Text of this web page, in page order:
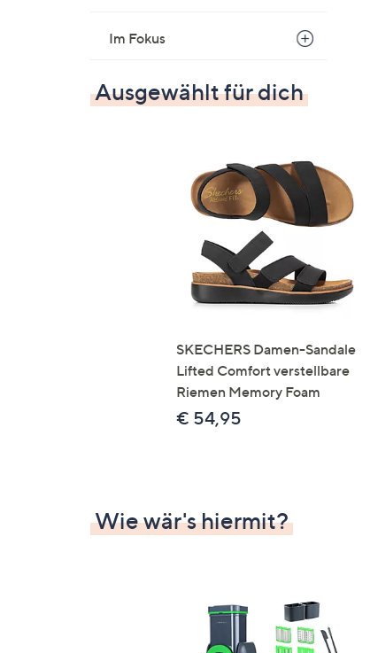
Im Fokus
Ausgewählt für dich
SKECHERS Damen-Sandale
Lifted Comfort verstellbare
Riemen Memory Foam
€ 54,95
Wie wär's hiermit?